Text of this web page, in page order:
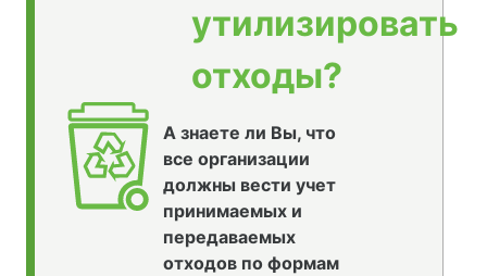
утилизировать
отходы?
А знаете ли Вы, что
все организации
должны вести учет
принимаемых и
передаваемых
отходов по формам